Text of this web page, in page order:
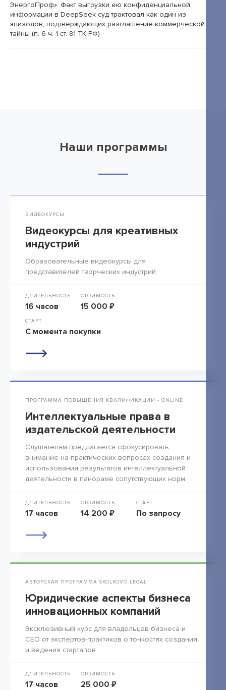
ЭнергоПроф». Факт выгрузки ею конфиденциальной
информации в DeepSeek суд трактовал как один из
эпизодов, подтверждающих разглашение коммерческой
тайны (п. 6 ч. 1 ст. 81 ТК РФ)
Наши программы
ВИДЕОКУРСЫ
Видеокурсы для креативных
индустрий
Образовательные видеокурсы для
представителей творческих индустрий
ДЛИТЕЛЬНОСТЬ
16 часов
СТОИМОСТЬ
15 000 ₽
СТАРТ
С момента покупки
ПРОГРАММА ПОВЫШЕНИЯ КВАЛИФИКАЦИИ - ONLINE
Интеллектуальные права в
издательской деятельности
Слушателям предлагается сфокусировать
внимание на практических вопросах создания и
использования результатов интеллектуальной
деятельности в панораме сопутствующих норм.
ДЛИТЕЛЬНОСТЬ
17 часов
СТОИМОСТЬ
14 200 ₽
СТАРТ
По запросу
АВТОРСКАЯ ПРОГРАММА SKOLKOVO LEGAL
Юридические аспекты бизнеса
инновационных компаний
Эксклюзивный курс для владельцев бизнеса и
СЕО от экспертов-практиков о тонкостях создания
и ведения стартапов.
ДЛИТЕЛЬНОСТЬ
17 часов
СТОИМОСТЬ
25 000 ₽